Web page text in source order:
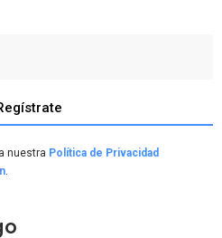
nuestra Política de Privacidad
.